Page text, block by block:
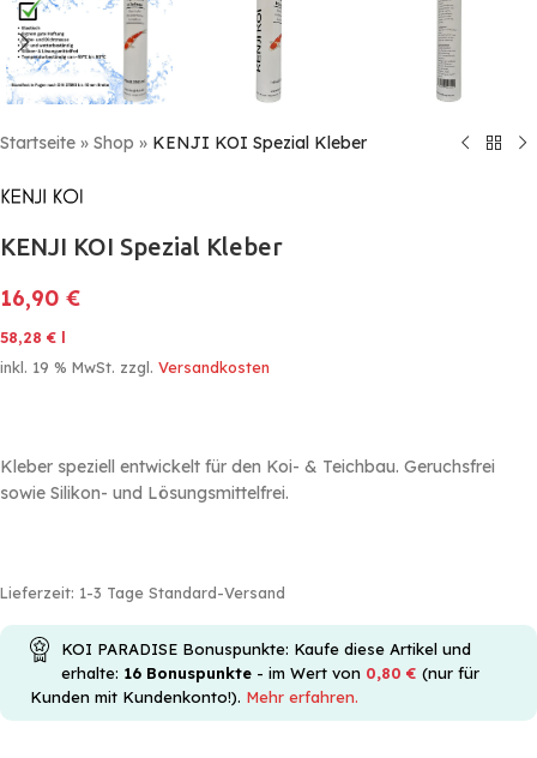
Startseite » Shop » KENJI KOI Spezial Kleber
KENJI KOI Spezial Kleber
16,90 €
58,28 € l
inkl. 19 % MwSt. zzgl. Versandkosten
Kleber speziell entwickelt für den Koi- & Teichbau. Geruchsfrei
sowie Silikon- und Lösungsmittelfrei.
Lieferzeit: 1-3 Tage Standard-Versand
KOI PARADISE Bonuspunkte: Kaufe diese Artikel und
erhalte: 16 Bonuspunkte - im Wert von 0,80 € (nur für
Kunden mit Kundenkonto!). Mehr erfahren.